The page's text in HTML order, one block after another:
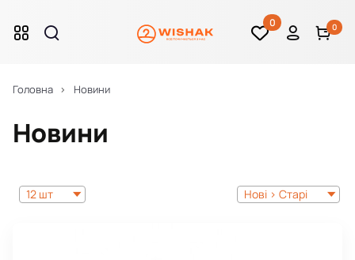
0 0
Головна Новини
Новини
12 шт Нові > Старі